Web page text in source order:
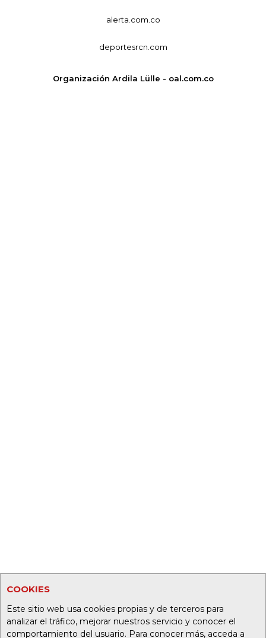
COOKIES
Este sitio web usa cookies propias y de terceros para
analizar el tráfico, mejorar nuestros servicio y conocer el
comportamiento del usuario. Para conocer más, acceda a
alerta.com.co
deportesrcn.com
Organización Ardila Lülle - oal.com.co